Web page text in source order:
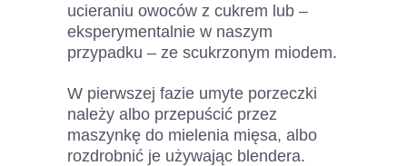
ucieraniu owoców z cukrem lub –
eksperymentalnie w naszym
przypadku – ze scukrzonym miodem.
W pierwszej fazie umyte porzeczki
należy albo przepuścić przez
maszynkę do mielenia mięsa, albo
rozdrobnić je używając blendera.